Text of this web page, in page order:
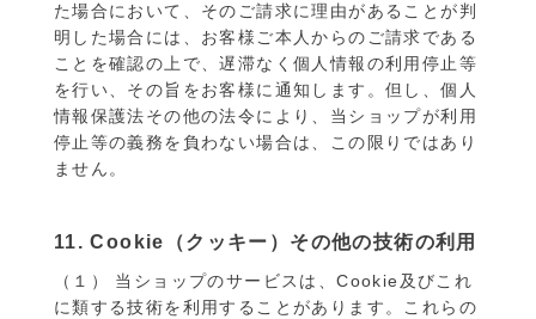
た場合において、そのご請求に理由があることが判
明した場合には、お客様ご本人からのご請求である
ことを確認の上で、遅滞なく個人情報の利用停止等
を行い、その旨をお客様に通知します。但し、個人
情報保護法その他の法令により、当ショップが利用
停止等の義務を負わない場合は、この限りではあり
ません。
11. Cookie（クッキー）その他の技術の利用
（１） 当ショップのサービスは、Cookie及びこれ
に類する技術を利用することがあります。これらの